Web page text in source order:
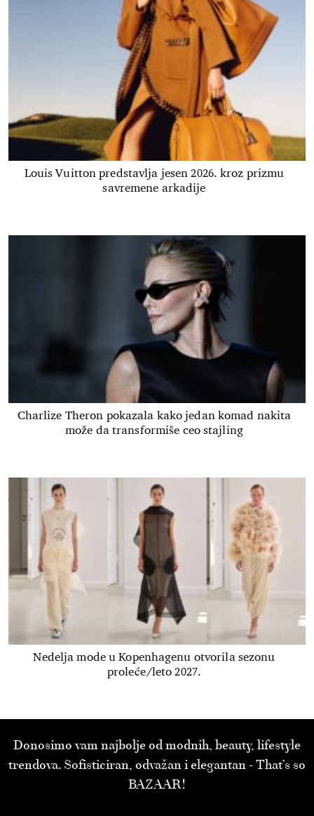
Louis Vuitton predstavlja jesen 2026. kroz prizmu
savremene arkadije
Charlize Theron pokazala kako jedan komad nakita
može da transformiše ceo stajling
Nedelja mode u Kopenhagenu otvorila sezonu
proleće/leto 2027.
Donosimo vam najbolje od modnih, beauty, lifestyle
trendova. Sofisticiran, odvažan i elegantan - That’s so
BAZAAR!